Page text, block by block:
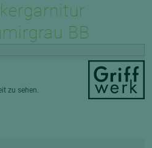
BB
zu sehen.